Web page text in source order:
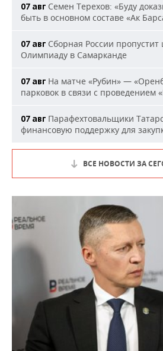
07 авг Семен Терехов: «Буду
быть в основном составе «Ак
07 авг Сборная России
Олимпиаду в Самарканде
07 авг На матче «Рубин» —
парковок в связи с проведением
07 авг Парафехтовальщики
финансовую поддержку для
ВСЕ НОВОСТИ ЗА